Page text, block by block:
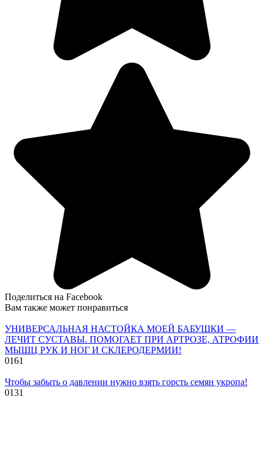
Поделиться на Facebook
Вам также может понравиться
УНИВЕРСАЛЬНАЯ НАСТОЙКА МОЕЙ БАБУШКИ —
ЛЕЧИТ СУСТАВЫ. ПОМОГАЕТ ПРИ АРТРОЗЕ, АТРОФИИ
МЫШЦ РУК И НОГ И СКЛЕРОДЕРМИИ!
0161
Чтобы забыть о давлении нужно взять горсть семян укропа!
0131